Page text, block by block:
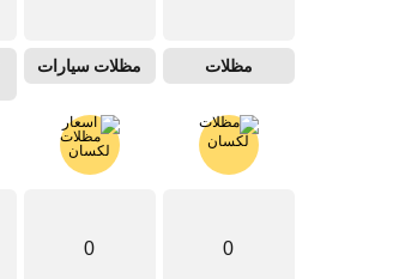
مظلات مظلات سيارات
0
0